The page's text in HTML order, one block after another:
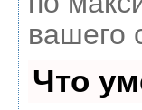
вашего
Что